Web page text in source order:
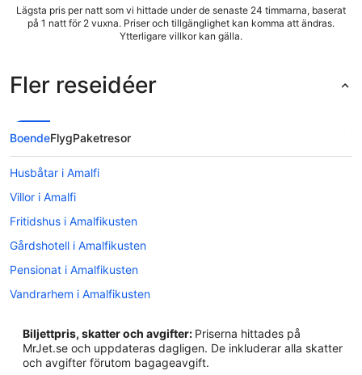
Lägsta pris per natt som vi hittade under de senaste 24 timmarna, baserat
på 1 natt för 2 vuxna. Priser och tillgänglighet kan komma att ändras.
Ytterligare villkor kan gälla.
Fler reseidéer
BoendeFlygPaketresor
Husbåtar i Amalfi
Villor i Amalfi
Fritidshus i Amalfikusten
Gårdshotell i Amalfikusten
Pensionat i Amalfikusten
Vandrarhem i Amalfikusten
Husvagnscampingar i Amalfikusten
Värdshus i Amalfikusten
Biljettpris, skatter och avgifter: Priserna hittades på
MrJet.se och uppdateras dagligen. De inkluderar alla skatter
och avgifter förutom bagageavgift.